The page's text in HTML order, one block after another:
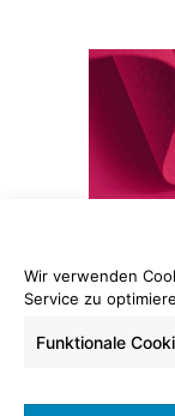
Wir verwenden
Service zu
Funktionale
Rewind®